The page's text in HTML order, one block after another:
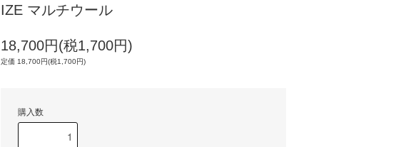
IZE マルチウール
18,700円(税1,700円)
定価 18,700円(税1,700円)
購入数